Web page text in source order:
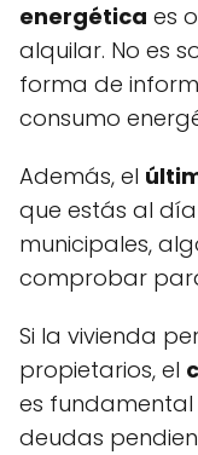
energética es
alquilar. No es
forma de
consumo
Además, el
que estás al
municipales,
comprobar
Si la vivienda
propietarios, el
es
deudas